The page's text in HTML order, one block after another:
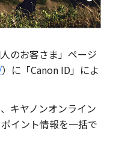
のお客さま」ページ
）に「Canon ID」によ
キヤノンオンライン
イント情報を一括で